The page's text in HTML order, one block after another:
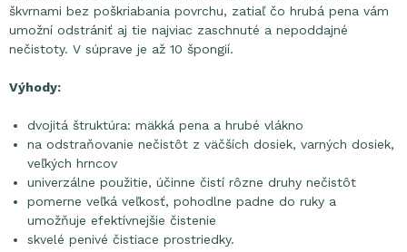
škvrnami bez poškriabania povrchu, zatiaľ čo hrubá pena vám
umožní odstrániť aj tie najviac zaschnuté a nepoddajné
nečistoty. V súprave je až 10 špongií.
Výhody:
dvojitá štruktúra: mäkká pena a hrubé vlákno
na odstraňovanie nečistôt z väčších dosiek, varných dosiek,
veľkých hrncov
univerzálne použitie, účinne čistí rôzne druhy nečistôt
pomerne veľká veľkosť, pohodlne padne do ruky a
umožňuje efektívnejšie čistenie
skvelé penivé čistiace prostriedky.